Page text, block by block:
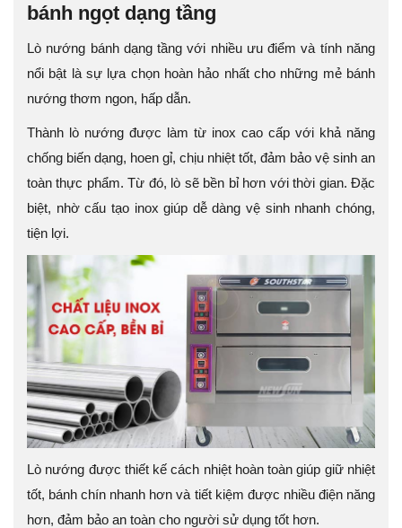
bánh ngọt dạng tầng
Lò nướng bánh dạng tầng với nhiều ưu điểm và tính năng
nổi bật là sự lựa chọn hoàn hảo nhất cho những mẻ bánh
nướng thơm ngon, hấp dẫn.
Thành lò nướng được làm từ inox cao cấp với khả năng
chống biến dạng, hoen gỉ, chịu nhiệt tốt, đảm bảo vệ sinh an
toàn thực phẩm. Từ đó, lò sẽ bền bỉ hơn với thời gian. Đặc
biệt, nhờ cấu tạo inox giúp dễ dàng vệ sinh nhanh chóng,
tiện lợi.
Lò nướng được thiết kế cách nhiệt hoàn toàn giúp giữ nhiệt
tốt, bánh chín nhanh hơn và tiết kiệm được nhiều điện năng
hơn, đảm bảo an toàn cho người sử dụng tốt hơn.